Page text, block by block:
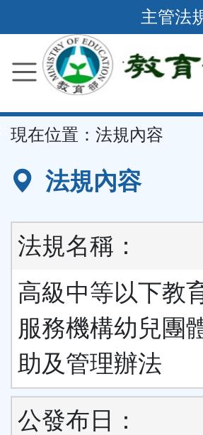
到
要
容
區
主管法
現在位置： 法規內容
法規內容
法規名稱：
高級中等以下教
服務機構幼兒團
助及管理辦法
公發布日：